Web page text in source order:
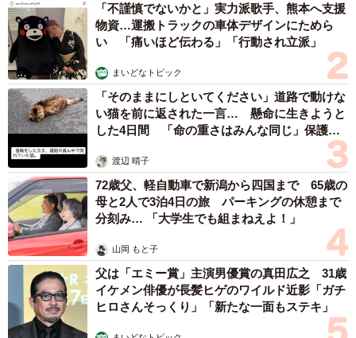
弁護士や労働組合が代行していた場合でも、本当に訴訟と
なれば本人が追加費用を支払うことができず、退職代行の
利用をやめてしまうこともあるかもしれないです。
3/3
（yamasan/stock.adobe.com）
「不謹慎でないかと」実力派歌手、熊本へ支援
物資…運搬トラックの車体デザインにためら
い 「痛いほど伝わる」「行動され立派」
まいどなトピック
「そのままにしといてください」道路で動けな
い猫を前に返された一言… 懸命に生きようと
した4日間 「命の重さはみんな同じ」保護団
渡辺 晴子
72歳父、軽自動車で新潟から四国まで 65歳の
母と2人で3泊4日の旅 パーキングの休憩まで
分刻み… 「大学生でも組まねえよ！」
山岡 もと子
父は「エミー賞」主演男優賞の真田広之 31歳
イケメン俳優が長髪ヒゲのワイルド近影「ガチ
ヒロさんそっくり」「新たな一面もステキ」